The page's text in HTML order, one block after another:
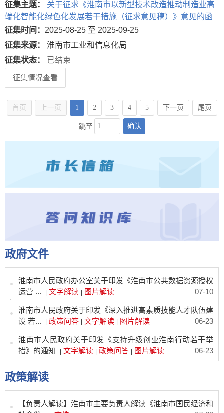
征集主题：
关于征求《淮南市以新型技术改造推动制造业高
端化智能化绿色化发展若干措施（征求意见稿）》意见的函
征集时间： 2025-08-25 至 2025-09-25
征集来源：
淮南市工业和信息化局
征集状态：
已结束
征集情况查看
首页 上一页 1 2 3 4 5 下一页 尾页
跳至 确认
政府文件
淮南市人民政府办公室关于印发《淮南市公共数据资源授权
运营 ...
文字解读 图片解读 07-10
淮南市人民政府关于印发《深入推进高素质技能人才队伍建
设 若...
政策问答 文字解读 图片解读 06-23
淮南市人民政府关于印发《支持升级创业淮南行动若干举
措》的通知
文字解读 政策问答 图片解读 06-23
政策解读
【负责人解读】淮南市主要负责人解读《淮南市国民经济和